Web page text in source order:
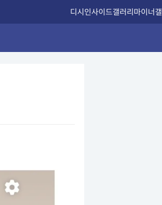
디시인사이드갤러리마이너갤